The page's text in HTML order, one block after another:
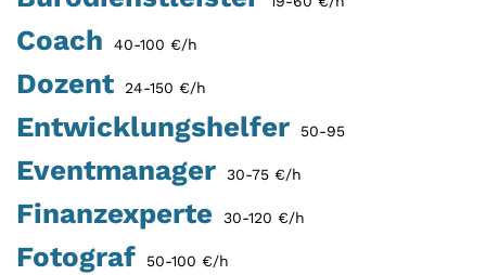
Coach 40-100 €/h
Dozent 24-150 €/h
Entwicklungshelfer 50-95
Eventmanager 30-75 €/h
Finanzexperte 30-120 €/h
Fotograf 50-100 €/h